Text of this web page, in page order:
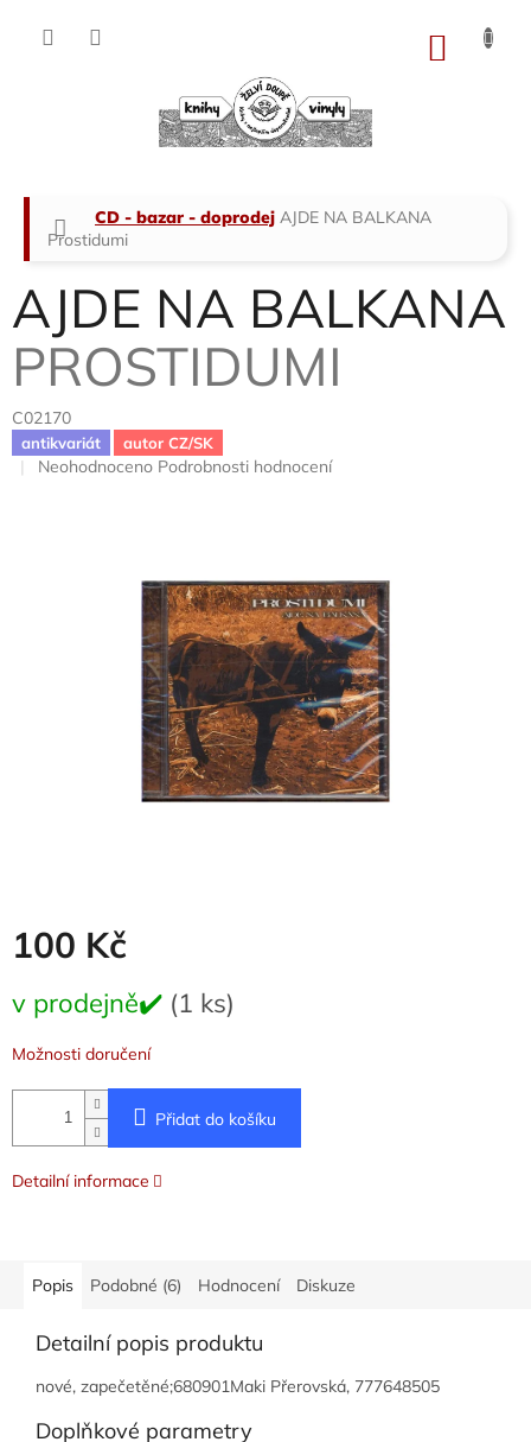
Domů
CD - bazar - doprodej AJDE NA BALKANA
Prostidumi
AJDE NA BALKANA
PROSTIDUMI
C02170
antikvariát autor CZ/SK
Průměrné
Neohodnoceno Podrobnosti hodnocení
100 Kč
cena:
v prodejně✔️ (1 ks)
Možnosti doručení
Přidat do košíku
Detailní informace
Popis Podobné (6) Hodnocení Diskuze
Detailní popis produktu
nové, zapečetěné;680901Maki Přerovská, 777648505
Doplňkové parametry